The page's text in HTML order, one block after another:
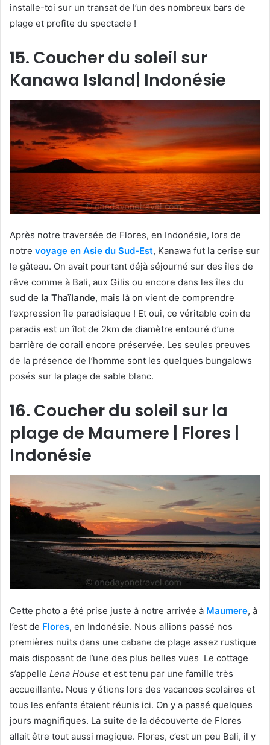
installe-toi sur un transat de l’un des nombreux bars de
plage et profite du spectacle !
15. Coucher du soleil sur
Kanawa Island| Indonésie
Après notre traversée de Flores, en Indonésie, lors de
notre voyage en Asie du Sud-Est, Kanawa fut la cerise sur
le gâteau. On avait pourtant déjà séjourné sur des îles de
rêve comme à Bali, aux Gilis ou encore dans les îles du
sud de la Thaïlande, mais là on vient de comprendre
l’expression île paradisiaque ! Et oui, ce véritable coin de
paradis est un îlot de 2km de diamètre entouré d’une
barrière de corail encore préservée. Les seules preuves
de la présence de l’homme sont les quelques bungalows
posés sur la plage de sable blanc.
16. Coucher du soleil sur la
plage de Maumere | Flores |
Indonésie
Cette photo a été prise juste à notre arrivée à Maumere, à
l’est de Flores, en Indonésie. Nous allions passé nos
premières nuits dans une cabane de plage assez rustique
mais disposant de l’une des plus belles vues Le cottage
s’appelle Lena House et est tenu par une famille très
accueillante. Nous y étions lors des vacances scolaires et
tous les enfants étaient réunis ici. On y a passé quelques
jours magnifiques. La suite de la découverte de Flores
allait être tout aussi magique. Flores, c’est un peu Bali, il y